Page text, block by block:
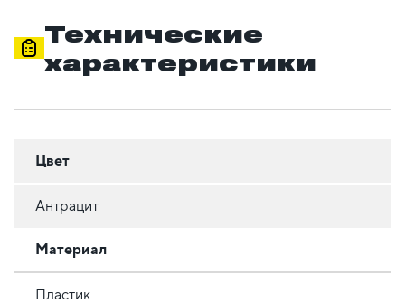
Технические
характеристики
Цвет
Антрацит
Материал
Пластик